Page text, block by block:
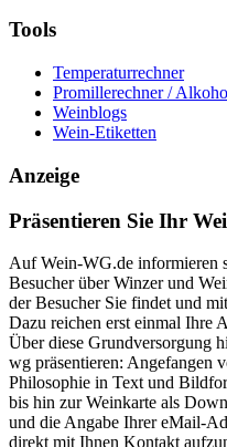
Tools
Temperaturrechner
Promillerechner /
Weinblogs
Wein-Etiketten
Anzeige
Präsentieren Sie Ihr
Auf Wein-WG.de informieren
Besucher über Winzer und
der Besucher Sie findet und
Dazu reichen erst einmal Ihre
Über diese Grundversorgung
wg präsentieren: Angefangen
Philosophie in Text und
bis hin zur Weinkarte als
und die Angabe Ihrer eMail-
direkt mit Ihnen Kontakt